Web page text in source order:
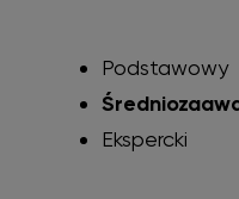
Podstawowy
Ekspercki